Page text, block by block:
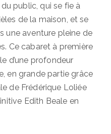
public, qui se fie à
de la maison, et se
une aventure pleine de
Ce cabaret à première
d’une profondeur
en grande partie grâce
de Frédérique Loliée
Edith Beale en